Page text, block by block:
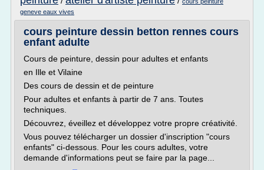
geneve eaux vives
cours peinture dessin betton rennes cours
enfant adulte
Cours de peinture, dessin pour adultes et enfants
en Ille et Vilaine
Des cours de dessin et de peinture
Pour adultes et enfants à partir de 7 ans. Toutes
techniques.
Découvrez, éveillez et développez votre propre créativité.
Vous pouvez télécharger un dossier d'inscription "cours
enfants" ci-dessous. Pour les cours adultes, votre
demande d'informations peut se faire par la page...